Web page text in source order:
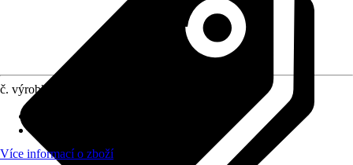
č. výrobku
Více informací o zboží